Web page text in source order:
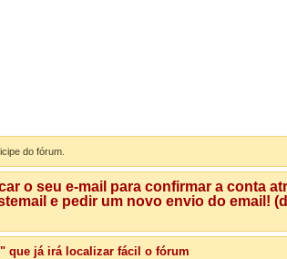
do fórum.
o seu e-mail para confirmar a conta
e pedir um novo envio do email!
que já irá localizar fácil o fórum